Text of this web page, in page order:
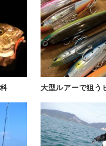
大型ルアーで狙う